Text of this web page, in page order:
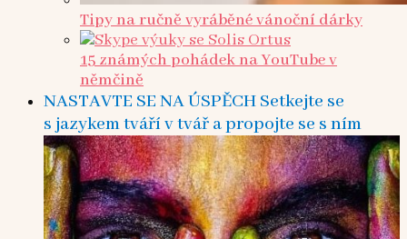
Tipy na ručně vyráběné vánoční dárky
15 známých pohádek na YouTube v
němčině
NASTAVTE SE NA ÚSPĚCH Setkejte se
s jazykem tváří v tvář a propojte se s ním